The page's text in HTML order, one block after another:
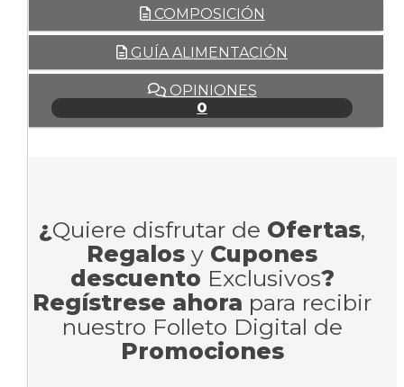
COMPOSICIÓN
GUÍA ALIMENTACIÓN
OPINIONES
0
¿Quiere disfrutar de Ofertas,
Regalos y Cupones
descuento Exclusivos?
Regístrese ahora para recibir
nuestro Folleto Digital de
Promociones